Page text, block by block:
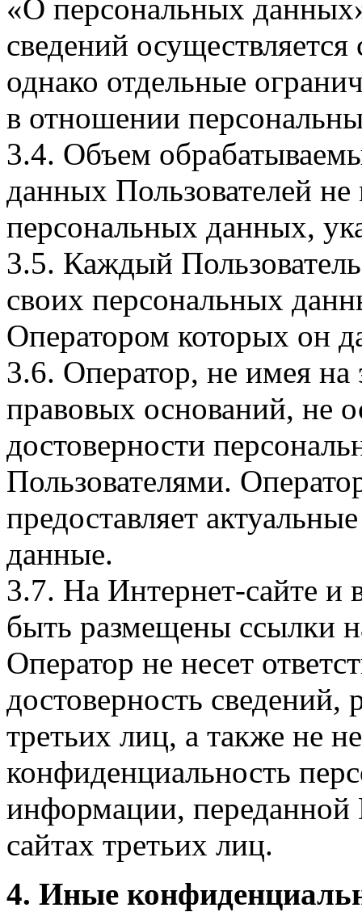
«О персональных
сведений
однако отдельные
в отношении
3.4. Объем
данных Пользователей
персональных данных,
3.5. Каждый
своих персональных
Оператором которых он
3.6. Оператор, не имея
правовых оснований, не
достоверности
Пользователями.
предоставляет
данные.
3.7. На Интернет-сайте
быть размещены ссылки
Оператор не несет
достоверность
третьих лиц, а также не
конфиденциальность
информации, переданной
сайтах третьих лиц.
4. Иные